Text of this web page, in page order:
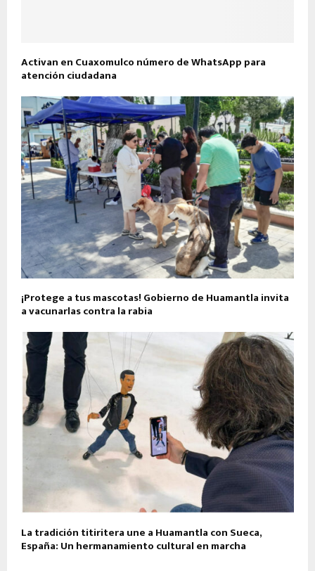
Activan en Cuaxomulco número de WhatsApp para
atención ciudadana
¡Protege a tus mascotas! Gobierno de Huamantla invita
a vacunarlas contra la rabia
La tradición titiritera une a Huamantla con Sueca,
España: Un hermanamiento cultural en marcha